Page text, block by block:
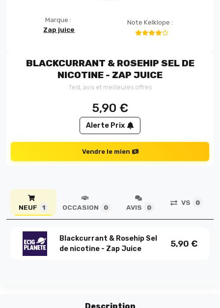
Marque :
Zap juice
Note Kelklope :
BLACKCURRANT & ROSEHIP SEL DE
NICOTINE - ZAP JUICE
Test, avis et meilleures offres
5,90 €
Alerte Prix
Vendre le mien
NEUF 1 OCCASION 0 AVIS 0
VS 0
Blackcurrant & Rosehip Sel
de nicotine - Zap Juice
5,90 €